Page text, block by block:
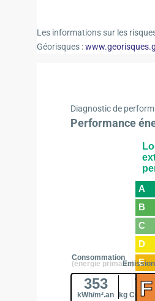
Les informations sur les
Géorisques :
Diagnostic de
Performance
A
B
C
D
E
Consommation
(énergie primaire)
353
kWh/m².an
78
kg CO2/F